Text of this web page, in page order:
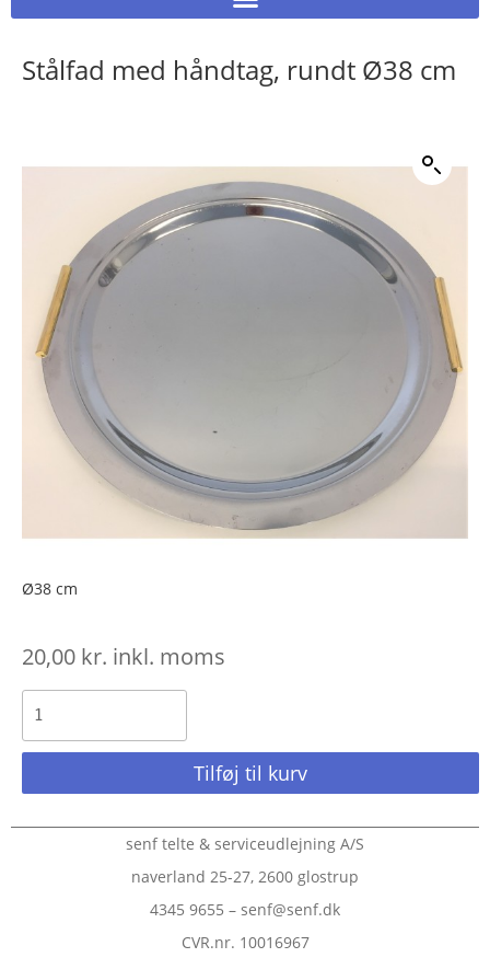
Stålfad med håndtag, rundt Ø38 cm
Ø38 cm
20,00 kr. inkl. moms
Tilføj til kurv
senf telte & serviceudlejning A/S
naverland 25-27, 2600 glostrup
4345 9655 – senf@senf.dk
CVR.nr. 10016967